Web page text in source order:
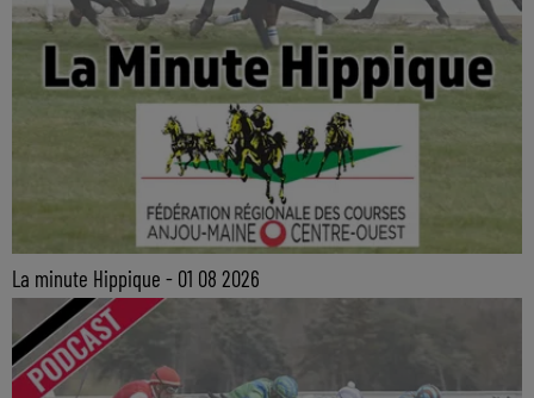
La minute Hippique - 01 08 2026